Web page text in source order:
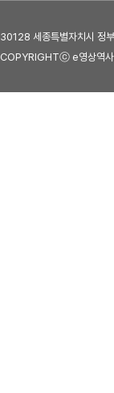
30128 세종특별자치시
COPYRIGHTⓒ e영상역